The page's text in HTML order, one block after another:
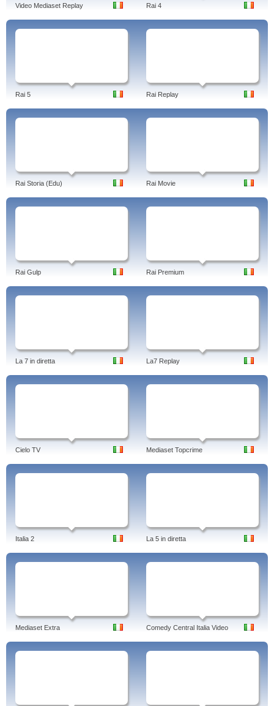
Video Mediaset Replay Rai 4
Rai 5 Rai Replay
Rai Storia (Edu) Rai Movie
Rai Gulp Rai Premium
La 7 in diretta La7 Replay
Cielo TV Mediaset Topcrime
Italia 2 La 5 in diretta
Mediaset Extra Comedy Central Italia Video